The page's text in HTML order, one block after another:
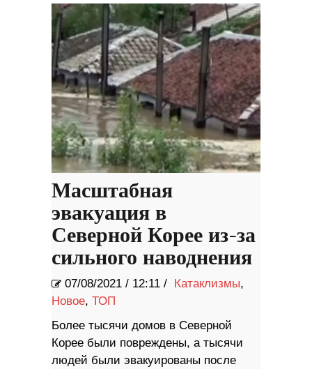
Масштабная
эвакуация в
Северной Корее из-за
сильного наводнения
07/08/2021 / 12:11 / Катаклизмы,
Новое, ТОП
Более тысячи домов в Северной
Корее были повреждены, а тысячи
людей были эвакуированы после